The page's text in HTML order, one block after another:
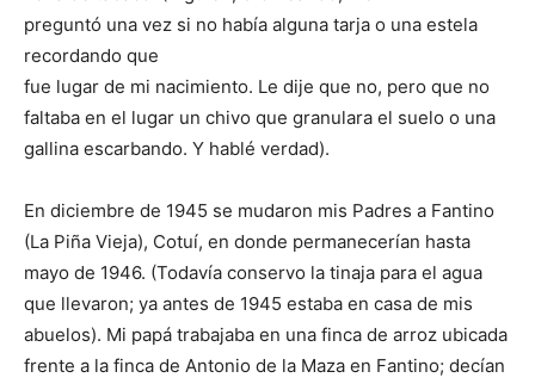
preguntó una vez si no había alguna tarja o una estela
recordando que
fue lugar de mi nacimiento. Le dije que no, pero que no
faltaba en el lugar un chivo que granulara el suelo o una
gallina escarbando. Y hablé verdad).
En diciembre de 1945 se mudaron mis Padres a Fantino
(La Piña Vie­ja), Cotuí, en donde permanecerían hasta
mayo de 1946. (Todavía con­servo la tinaja para el agua
que llevaron; ya antes de 1945 estaba en casa de mis
abuelos). Mi papá trabajaba en una finca de arroz ubicada
frente a la finca de Antonio de la Maza en Fantino; decían